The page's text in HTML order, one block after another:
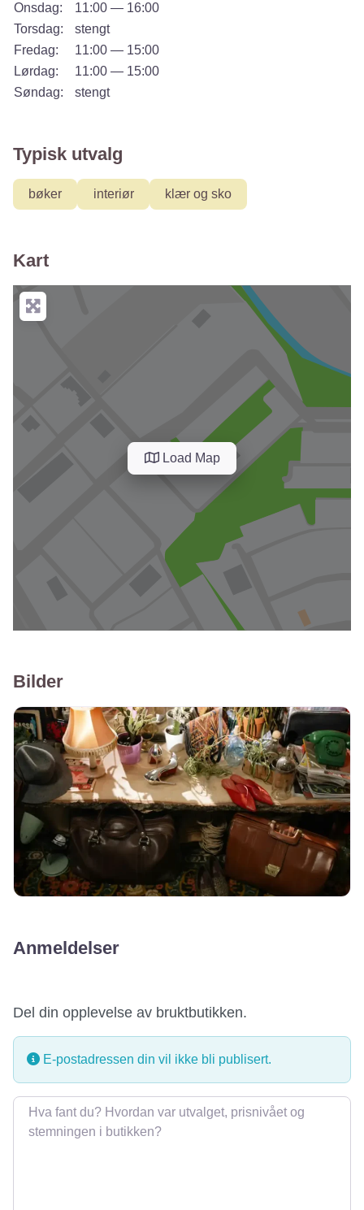
Onsdag:
11:00 — 16:00
Torsdag:
stengt
Fredag:
11:00 — 15:00
Lørdag:
11:00 — 15:00
Søndag:
stengt
Typisk utvalg
bøker interiør klær og sko
Kart
Load Map
Bilder
Anmeldelser
Del din opplevelse av bruktbutikken.
E-postadressen din vil ikke bli publisert.
Omtale